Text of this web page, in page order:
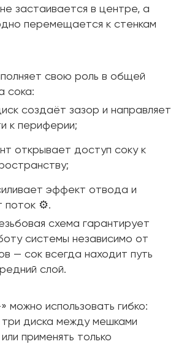
застаивается в центре, а
перемещается к стенкам
свою роль в общей
сока:
создаёт зазор и направляет
к периферии;
открывает доступ соку к
эффект отвода и
поток ⚙️.
схема гарантирует
системы независимо от
— сок всегда находит путь
слой.
можно использовать гибко:
три диска между мешками
применять только